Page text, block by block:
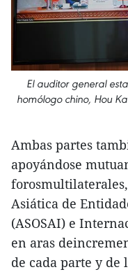
El auditor general
homólogo chino, Hou
Ambas partes
apoyándose
Asiática de
(ASOSAI) e
en aras
de cada parte y de